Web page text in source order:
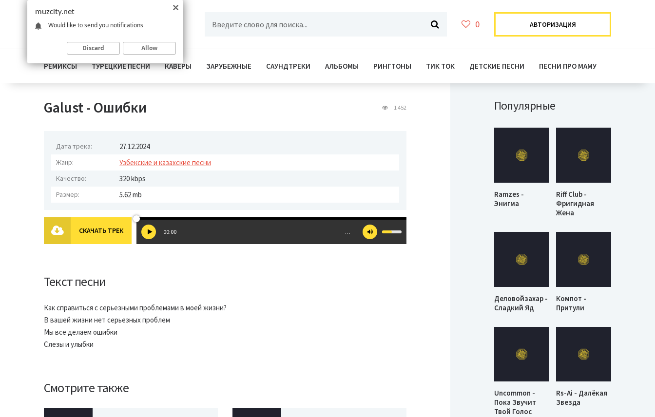
0 АВТОРИЗАЦИЯ
РЕМИКСЫ ТУРЕЦКИЕ ПЕСНИ КАВЕРЫ ЗАРУБЕЖНЫЕ САУНДТРЕКИ АЛЬБОМЫ РИНГТОНЫ ТИК ТОК ДЕТСКИЕ ПЕСНИ ПЕСНИ ПРО МАМУ
Galust - Ошибки 1 452
Дата трека: 27.12.2024
Жанр: Узбекские и казахские песни
Качество: 320 kbps
Размер: 5.62 mb
СКАЧАТЬ ТРЕК 00:00 …
Текст песни
Как справиться с серьезными проблемами в моей жизни?
В вашей жизни нет серьезных проблем
Мы все делаем ошибки
Слезы и улыбки
Смотрите также
Популярные
Ramzes -
Энигма
Riff Club -
Фригидная
Жена
Деловойзахар -
Сладкий Яд
Компот -
Притули
Uncommon -
Пока Звучит
Твой Голос
Rs-Ai - Далёкая
Звезда
muzcity.net
Would like to send you notifications
Discard Allow